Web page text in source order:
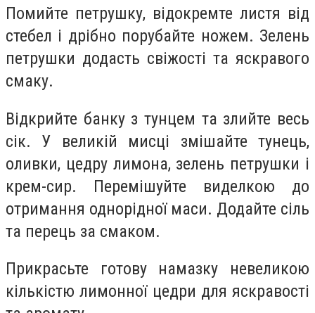
Помийте петрушку, відокремте листя від
стебел і дрібно порубайте ножем. Зелень
петрушки додасть свіжості та яскравого
смаку.
Відкрийте банку з тунцем та злийте весь
сік. У великій мисці змішайте тунець,
оливки, цедру лимона, зелень петрушки і
крем-сир. Перемішуйте виделкою до
отримання однорідної маси. Додайте сіль
та перець за смаком.
Прикрасьте готову намазку невеликою
кількістю лимонної цедри для яскравості